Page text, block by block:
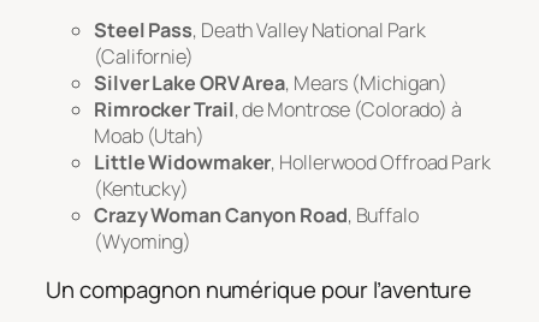
Steel Pass, Death Valley National Park
(Californie)
Silver Lake ORV Area, Mears (Michigan)
Rimrocker Trail, de Montrose (Colorado) à
Moab (Utah)
Little Widowmaker, Hollerwood Offroad Park
(Kentucky)
Crazy Woman Canyon Road, Buffalo
(Wyoming)
Un compagnon numérique pour l’aventure